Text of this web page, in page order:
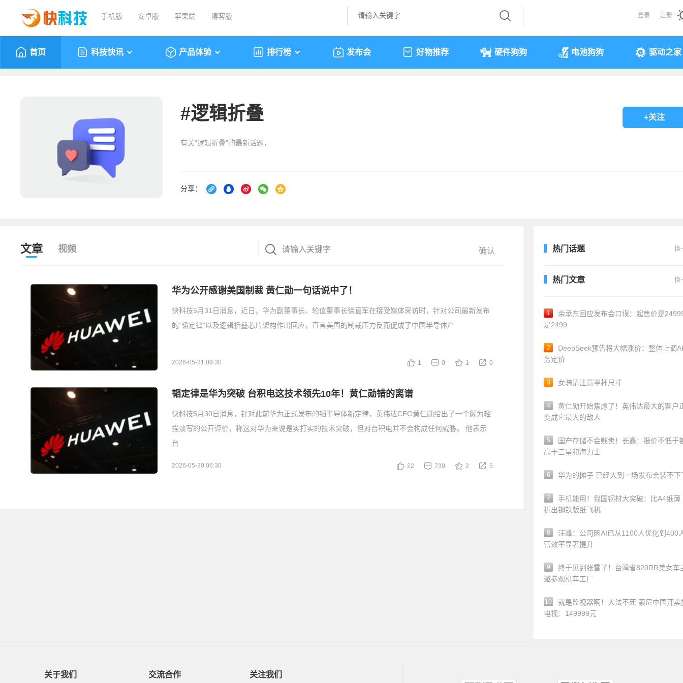
手机版 安卓版 苹果端 博客版 登录 注册
首页 科技快讯 产品体验 排行榜 发布会 好物推荐 硬件狗狗 电池狗狗 驱动之家
#逻辑折叠
有关“逻辑折叠”的最新话题，
分享：
+关注
文章 视频
华为公开感谢美国制裁 黄仁勋一句话说中了！
快科技5月31日消息，近日，华为副董事长、轮值董事长徐直军在接受媒体采访时，针对公司最新发布
的“韬定律”以及逻辑折叠芯片架构作出回应，直言美国的制裁压力反而促成了中国半导体产
2026-05-31 09:30 1 0 1 0
韬定律是华为突破 台积电这技术领先10年！黄仁勋错的离谱
快科技5月30日消息，针对此前华为正式发布的韬半导体新定律，英伟达CEO黄仁勋给出了一个颇为轻
描淡写的公开评价，称这对华为来说是实打实的技术突破，但对台积电并不会构成任何威胁。 他表示
台
2026-05-30 06:30 22 739 2 5
热门话题 换
热门文章 换
1
余承东回应发布会口误：起售价是
是2499
2
DeepSeek预告将大幅涨价：整体上调
务定价
3 女骑请注意罩杯尺寸
4
黄仁勋开始焦虑了！英伟达最大的客户
变成它最大的敌人
5
国产存储不会贱卖！长鑫：报价不低于
高于三星和海力士
6 华为的摊子 已经大到一场发布会装不下
7
手机能用！我国钢材大突破：比A4纸薄
折出钢铁版纸飞机
8
汪峰：公司因AI已从1100人优化到400
营效率显著提升
9
终于见到张雪了！台湾省820RR美女车
邀参观机车工厂
10
就是监视器啊！大法不死 索尼中国开卖
电视：149999元
关于我们 交流合作 关注我们